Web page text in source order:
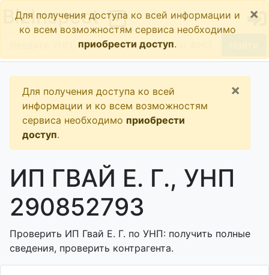
BizInspect
Для получения доступа ко всей информации и
ко всем возможностям сервиса необходимо
приобрести доступ.
×
Для получения доступа ко всей
информации и ко всем возможностям
сервиса необходимо приобрести
доступ.
×
ИП ГВАЙ Е. Г., УНП
290852793
Проверить ИП Гвай Е. Г. по УНП: получить полные
сведения, проверить контрагента.